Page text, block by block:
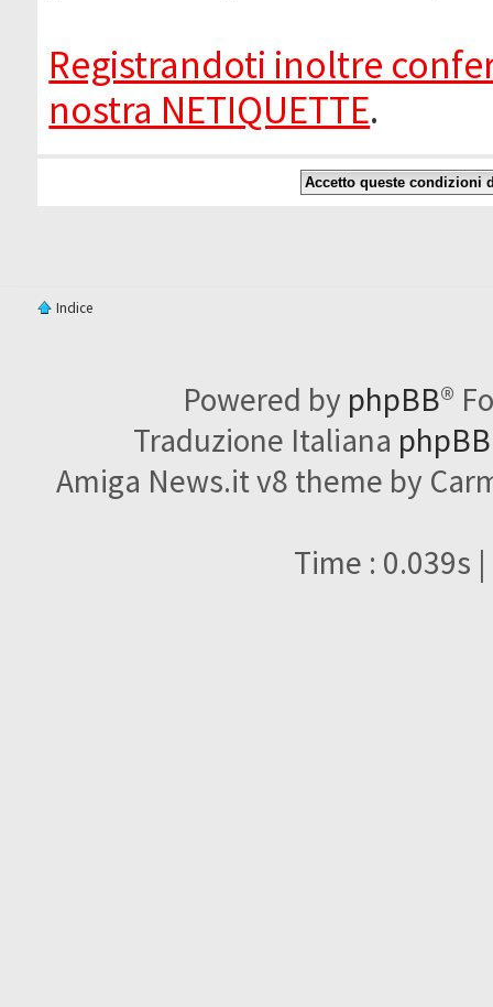
Registrandoti inoltre
nostra NETIQUETTE.
Indice
Powered by phpBB®
Traduzione Italiana
Amiga News.it v8 theme by
Time : 0.039s